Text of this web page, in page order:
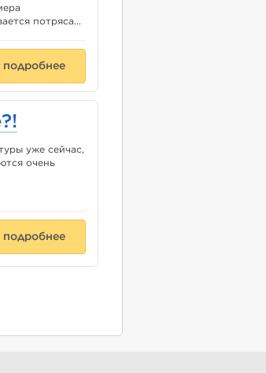
потряса...
подробнее
уже сейчас,
очень
подробнее